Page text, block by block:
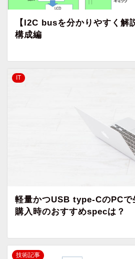
【I2C busを分かりやすく解
構成編
IT
軽量かつUSB type-CのPCで
購入時のおすすめspecは？
技術記事